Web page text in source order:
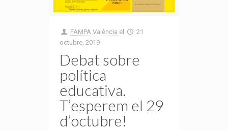
FAMPA València el
21
octubre, 2019
Debat sobre
política
educativa.
T’esperem el 29
d’octubre!